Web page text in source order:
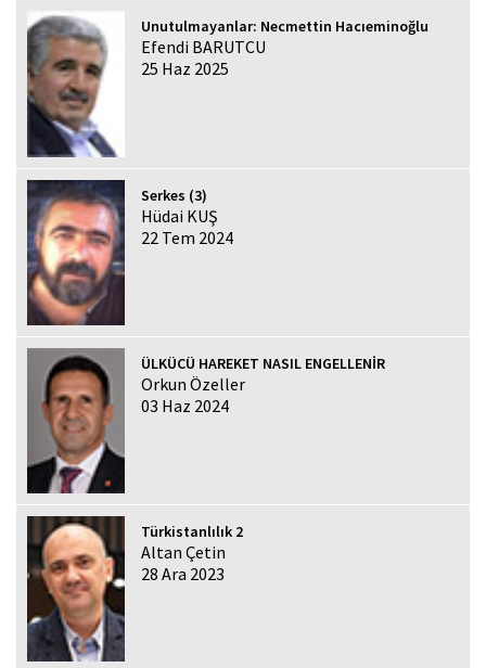
Unutulmayanlar: Necmettin Hacıeminoğlu
Efendi BARUTCU
25 Haz 2025
Serkes (3)
Hüdai KUŞ
22 Tem 2024
ÜLKÜCÜ HAREKET NASIL ENGELLENİR
Orkun Özeller
03 Haz 2024
Türkistanlılık 2
Altan Çetin
28 Ara 2023